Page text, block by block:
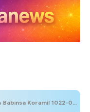
06/Sungai Loban Dalam Mengamankan Acara Adat di Wilayah Binaannya